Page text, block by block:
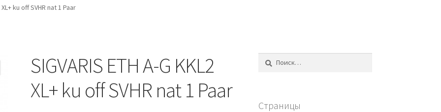
ЕвропыКонтакты
XL+ ku off SVHR nat 1 Paar
SIGVARIS ETH A-G KKL2
XL+ ku off SVHR nat 1 Paar
Страницы